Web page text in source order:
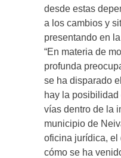
desde estas
a los cambios y
presentando en
“En materia de
profunda
se ha disparado
hay la
vías dentro de la
municipio de
oficina jurídica, el
cómo se ha